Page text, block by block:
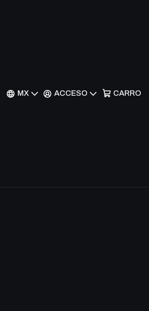
MX ACCESO CARRO
ENC00 -